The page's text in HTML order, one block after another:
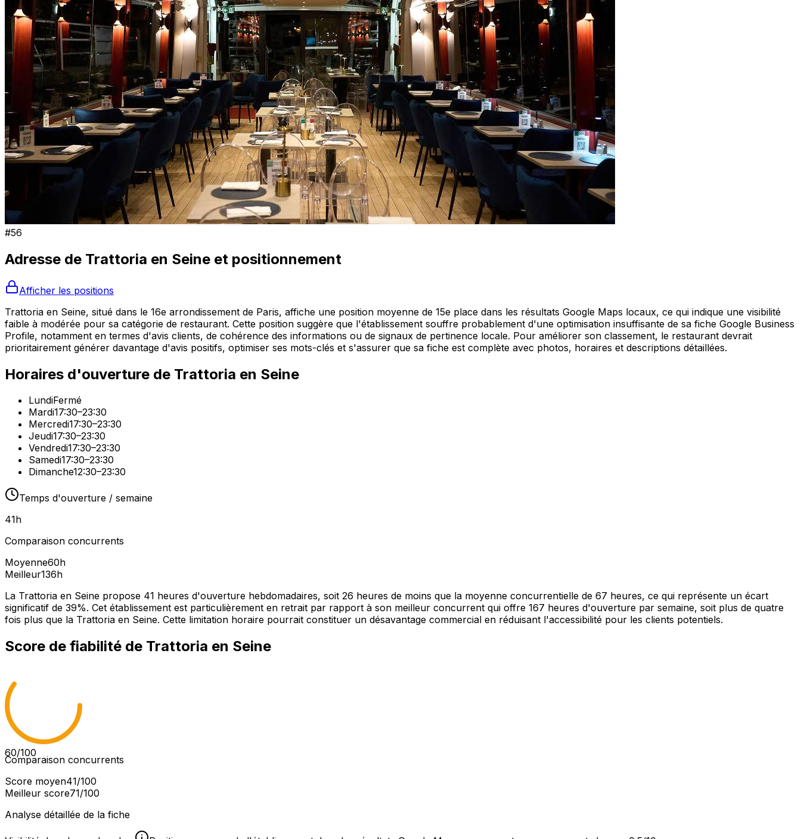
#56
Adresse de Trattoria en Seine et positionnement
Afficher les positions
Trattoria en Seine, situé dans le 16e arrondissement de Paris, affiche une position moyenne de 15e place dans les résultats Google Maps locaux, ce qui indique une visibilité
faible à modérée pour sa catégorie de restaurant. Cette position suggère que l'établissement souffre probablement d'une optimisation insuffisante de sa fiche Google Business
Profile, notamment en termes d'avis clients, de cohérence des informations ou de signaux de pertinence locale. Pour améliorer son classement, le restaurant devrait
prioritairement générer davantage d'avis positifs, optimiser ses mots-clés et s'assurer que sa fiche est complète avec photos, horaires et descriptions détaillées.
Horaires d'ouverture de Trattoria en Seine
LundiFermé
Mardi17:30–23:30
Mercredi17:30–23:30
Jeudi17:30–23:30
Vendredi17:30–23:30
Samedi17:30–23:30
Dimanche12:30–23:30
Temps d'ouverture / semaine
41h
Comparaison concurrents
Moyenne60h
Meilleur136h
La Trattoria en Seine propose 41 heures d'ouverture hebdomadaires, soit 26 heures de moins que la moyenne concurrentielle de 67 heures, ce qui représente un écart
significatif de 39%. Cet établissement est particulièrement en retrait par rapport à son meilleur concurrent qui offre 167 heures d'ouverture par semaine, soit plus de quatre
fois plus que la Trattoria en Seine. Cette limitation horaire pourrait constituer un désavantage commercial en réduisant l'accessibilité pour les clients potentiels.
Score de fiabilité de Trattoria en Seine
60/100
Comparaison concurrents
Score moyen41/100
Meilleur score71/100
Analyse détaillée de la fiche